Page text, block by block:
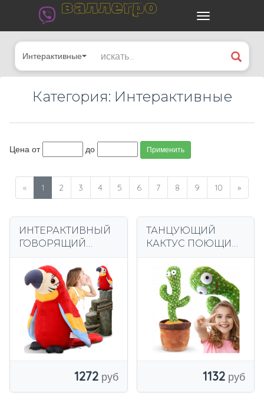
валлегро
Интерактивные
Категория: Интерактивные
Цена от до Применить
« 1 2 3 4 5 6 7 8 9 10 »
ИНТЕРАКТИВНЫЙ
ГОВОРЯЩИЙ
ПОВТОРЯЕТ,
ТАНЦУЕТ, ГОВОРИТ,
ТАЛИСМАН-
пересмешник
1272
ТАНЦУЮЩИЙ
КАКТУС ПОЮЩИЙ
СВЕТОДИОДНЫЙ
ИНТЕРАКТИВНЫЕ
ИГРУШКИ ДЛЯ
ДЕТЕЙ
1132